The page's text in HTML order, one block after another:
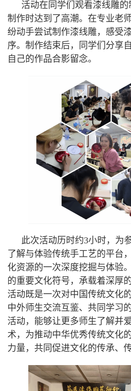
活动在同学们观看漆线雕
制作时达到了高潮。在专业老
纷动手尝试制作漆线雕，感受
序。制作结束后，同学们分享
自己的作品合影留念。
此次活动历时约3小时，为
了解与体验传统手工艺的平台
化资源的一次深度挖掘与体验
的重要文化符号，承载着深厚
活动既是一次对中国传统文化
中外师生交流互鉴、共同学习
活动，能够让更多师生了解并
术，为推动中华优秀传统文化
力量，共同促进文化的传承、